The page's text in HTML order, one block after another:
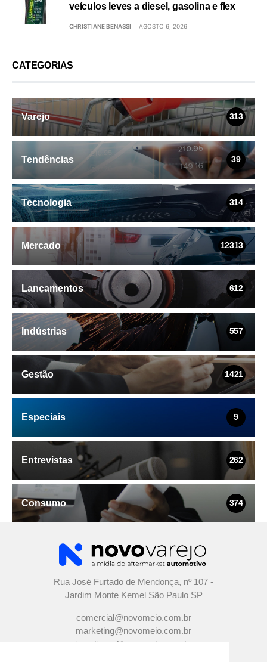
veículos leves a diesel, gasolina e flex
CHRISTIANE BENASSI AGOSTO 6, 2026
CATEGORIAS
Varejo 313
Tendências 39
Tecnologia 314
Mercado 12313
Lançamentos 612
Indústrias 557
Gestão 1421
Especiais 9
Entrevistas 262
Consumo 374
Rua José Furtado de Mendonça, nº 107 -
Jardim Monte Kemel São Paulo SP
comercial@novomeio.com.br
marketing@novomeio.com.br
jornalismo@novomeio.com.br